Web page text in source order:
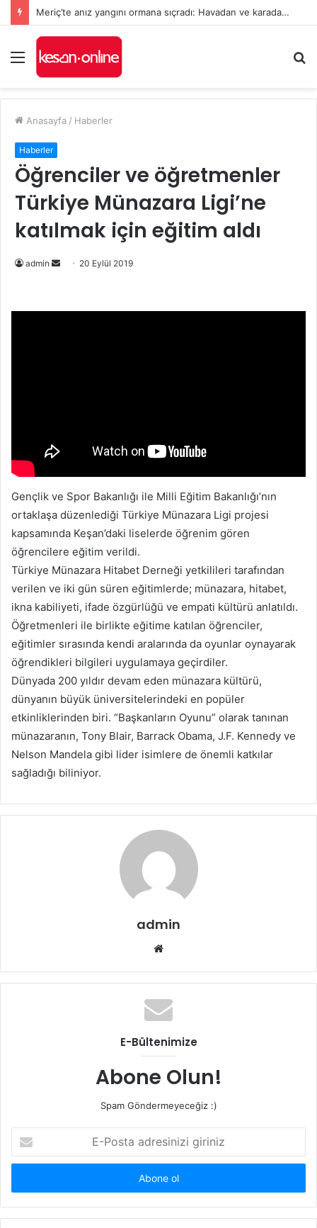
Meriç’te anız yangını ormana sıçradı: Havadan ve karadan müdahale sürüyor
Menü
...
Anasayfa / Haberler
Haberler
Öğrenciler ve öğretmenler
Türkiye Münazara Ligi’ne
katılmak için eğitim aldı
admin
Bir
göndermek
20 Eylül 2019
Gençlik ve Spor Bakanlığı ile Milli Eğitim Bakanlığı’nın
ortaklaşa düzenlediği Türkiye Münazara Ligi projesi
kapsamında Keşan’daki liselerde öğrenim gören
öğrencilere eğitim verildi.
Türkiye Münazara Hitabet Derneği yetkilileri tarafından
verilen ve iki gün süren eğitimlerde; münazara, hitabet,
ikna kabiliyeti, ifade özgürlüğü ve empati kültürü anlatıldı.
Öğretmenleri ile birlikte eğitime katılan öğrenciler,
eğitimler sırasında kendi aralarında da oyunlar oynayarak
öğrendikleri bilgileri uygulamaya geçirdiler.
Dünyada 200 yıldır devam eden münazara kültürü,
dünyanın büyük üniversitelerindeki en popüler
etkinliklerinden biri. “Başkanların Oyunu” olarak tanınan
münazaranın, Tony Blair, Barrack Obama, J.F. Kennedy ve
Nelson Mandela gibi lider isimlere de önemli katkılar
sağladığı biliniyor.
admin
Web
E-Bültenimize
Abone Olun!
Spam Göndermeyeceğiz :)
Posta
adresinizi